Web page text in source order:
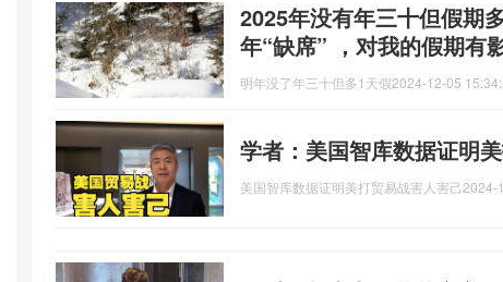
2025年没有年三十但假期
年“缺席” ，对我的假期有
明年没了年三十但多1天假2024-12-05
学者：美国智库数据证明
美国智库数据证明美打贸易战害人害己2024-